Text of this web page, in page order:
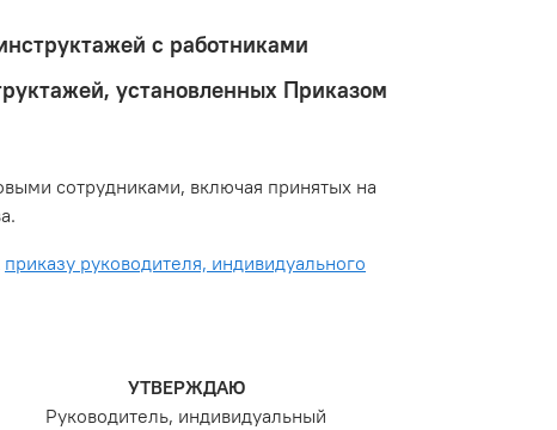
с работниками
установленных Приказом
сотрудниками, включая принятых на
приказу руководителя, индивидуального
УТВЕРЖДАЮ
Руководитель, индивидуальный